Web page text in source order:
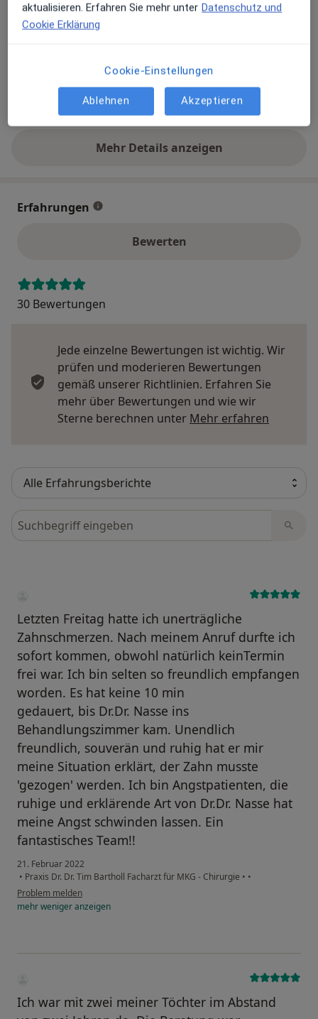
Zahlungsmodalitäten (private Besuche)
Telefonnummer
02362...
Telefonnummer anzeigen
Mehr Details anzeigen
über die Adresse
Erfahrungen
Bewerten
30 Bewertungen
Jede einzelne Bewertungen ist wichtig. Wir
prüfen und moderieren Bewertungen
gemäß unserer Richtlinien. Erfahren Sie
mehr über Bewertungen und wie wir
Sterne berechnen unter Mehr erfahren
Bewertungen durchsuchen
Letzten Freitag hatte ich unerträgliche
Zahnschmerzen. Nach meinem Anruf durfte ich
sofort kommen, obwohl natürlich keinTermin
frei war. Ich bin selten so freundlich empfangen
worden. Es hat keine 10 min
gedauert, bis Dr.Dr. Nasse ins
Behandlungszimmer kam. Unendlich
freundlich, souverän und ruhig hat er mir
meine Situation erklärt, der Zahn musste
'gezogen' werden. Ich bin Angstpatienten, die
ruhige und erklärende Art von Dr.Dr. Nasse hat
meine Angst schwinden lassen. Ein
fantastisches Team!!
21. Februar 2022
• Praxis Dr. Dr. Tim Bartholl Facharzt für MKG - Chirurgie • •
Problem melden
mehrwenigeranzeigen
Ich war mit zwei meiner Töchter im Abstand
aktualisieren. Erfahren Sie mehr unter Datenschutz und
Cookie Erklärung
Cookie-Einstellungen
Ablehnen Akzeptieren